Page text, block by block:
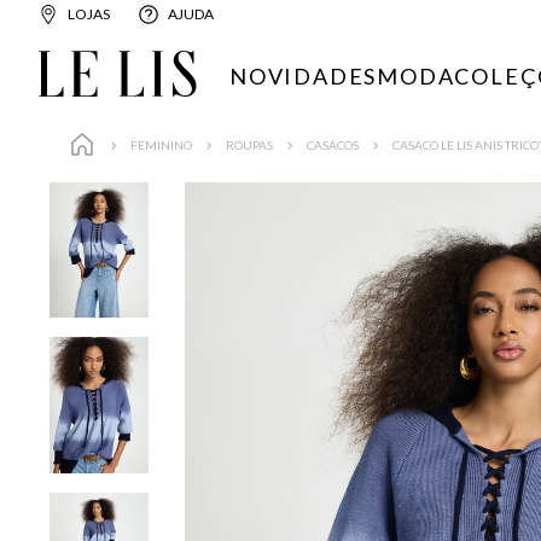
LOJAS AJUDA
NOVIDADESMODA
FEMININO ROUPAS CASACOS CASACO LE LIS ANIS